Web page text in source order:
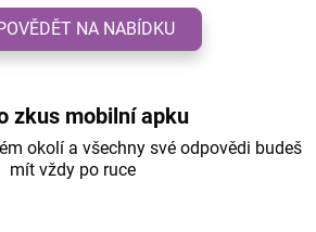
NA NABÍDKU
zkus mobilní apku
okolí a všechny své odpovědi budeš
mít vždy po ruce